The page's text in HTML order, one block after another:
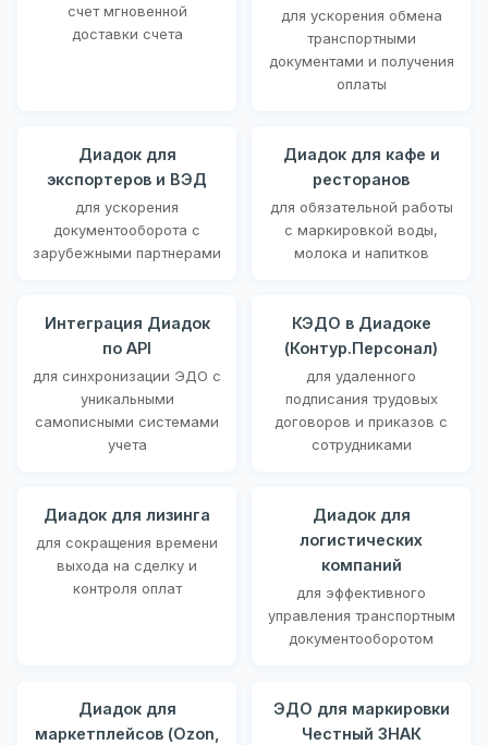
счет мгновенной
доставки счета
для ускорения обмена
транспортными
документами и получения
оплаты
Диадок для
экспортеров и ВЭД
для ускорения
документооборота с
зарубежными партнерами
Диадок для кафе и
ресторанов
для обязательной работы
с маркировкой воды,
молока и напитков
Интеграция Диадок
по API
для синхронизации ЭДО с
уникальными
самописными системами
учета
КЭДО в Диадоке
(Контур.Персонал)
для удаленного
подписания трудовых
договоров и приказов с
сотрудниками
Диадок для лизинга
для сокращения времени
выхода на сделку и
контроля оплат
Диадок для
логистических
компаний
для эффективного
управления транспортным
документооборотом
Диадок для
маркетплейсов (Ozon,
ЭДО для маркировки
Честный ЗНАК